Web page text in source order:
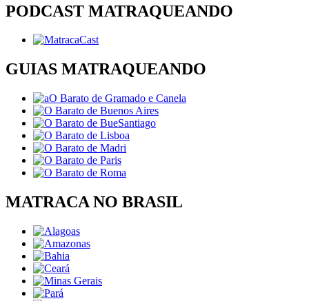
PODCAST MATRAQUEANDO
GUIAS MATRAQUEANDO
MATRACA NO BRASIL